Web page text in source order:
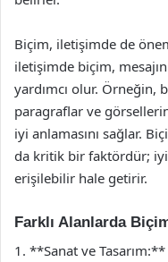
Biçim, iletişimde de
iletişimde biçim,
yardımcı olur. Örneğin,
paragraflar ve
iyi anlamasını sağlar.
da kritik bir faktördür;
erişilebilir hale getirir.
Farklı Alanlarda
1. **Sanat ve